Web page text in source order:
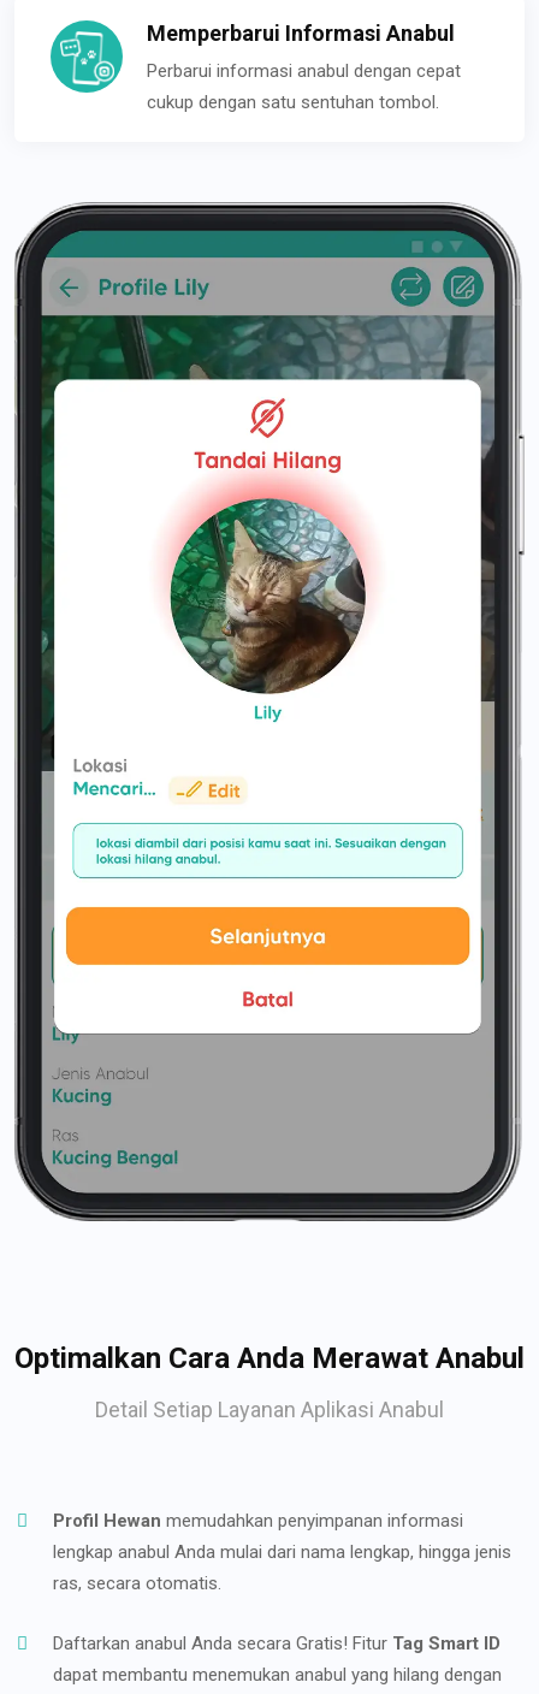
Memperbarui Informasi Anabul
Perbarui informasi anabul dengan cepat
cukup dengan satu sentuhan tombol.
Optimalkan Cara Anda Merawat Anabul
Detail Setiap Layanan Aplikasi Anabul
Profil Hewan memudahkan penyimpanan informasi
lengkap anabul Anda mulai dari nama lengkap, hingga jenis
ras, secara otomatis.
Daftarkan anabul Anda secara Gratis! Fitur Tag Smart ID
dapat membantu menemukan anabul yang hilang dengan